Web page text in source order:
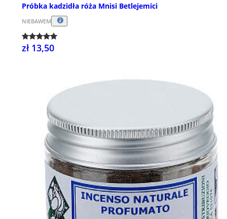
Próbka kadzidła róża Mnisi Betlejemici
NIEBAWEM
zł 13,50